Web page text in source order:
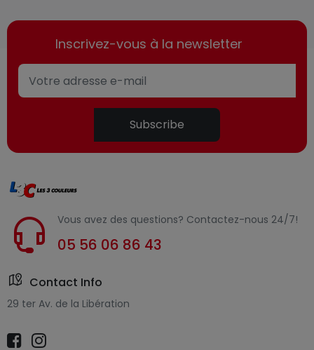
Inscrivez-vous à la newsletter
Subscribe
Vous avez des questions? Contactez-nous 24/7!
05 56 06 86 43
Contact Info
29 ter Av. de la Libération